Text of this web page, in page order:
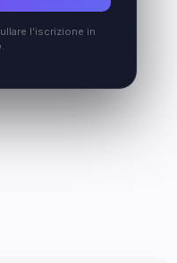
l’iscrizione in